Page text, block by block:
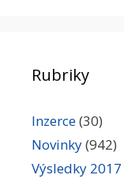
Rubriky
Inzerce(30)
Novinky(942)
Výsledky 2017